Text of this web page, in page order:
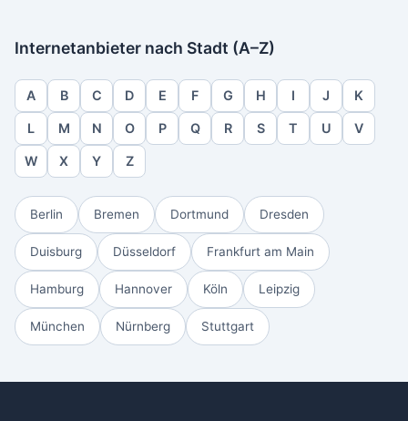
Internetanbieter nach Stadt (A–Z)
A B C D E F G H I J K
L M N O P Q R S T U V
W X Y Z
Berlin Bremen Dortmund Dresden
Duisburg Düsseldorf Frankfurt am Main
Hamburg Hannover Köln Leipzig
München Nürnberg Stuttgart